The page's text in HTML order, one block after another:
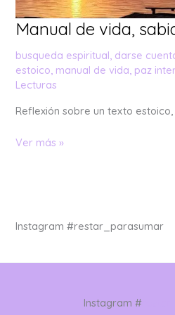
Manual de vida,
busqueda espiritual, darse
estoico, manual de vida, paz
Lecturas
Reflexión sobre un texto
Ver más »
Instagram #restar_parasumar
Instagram #